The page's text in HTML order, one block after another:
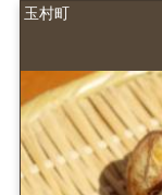
玉村町